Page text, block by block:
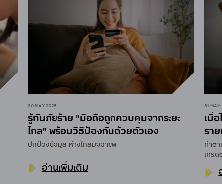
30 MAY 2025
รู้ทันภัยร้าย "มือถือถูกควบคุมจากระยะ
ไกล" พร้อมวิธีป้องกันด้วยตัวเอง
ปกป้องข้อมูล ห่างไกลมิจฉาชีพ
อ่านเพิ่มเติม
31 MAY
เมื่
รา
กรุ
ทำต
เครดิ